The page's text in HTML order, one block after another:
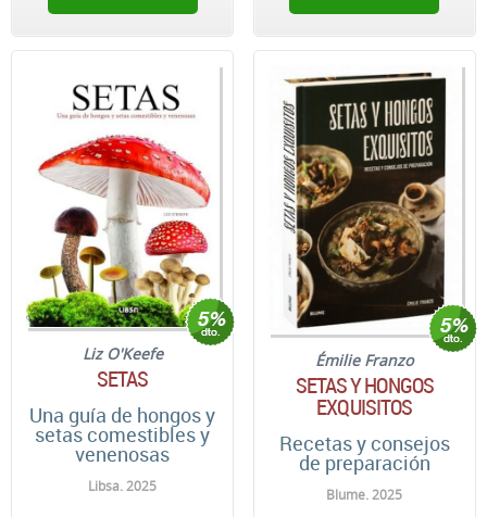
Liz O'Keefe
SETAS
Una guía de hongos y
setas comestibles y
venenosas
Libsa. 2025
Émilie Franzo
SETAS Y HONGOS
EXQUISITOS
Recetas y consejos
de preparación
Blume. 2025